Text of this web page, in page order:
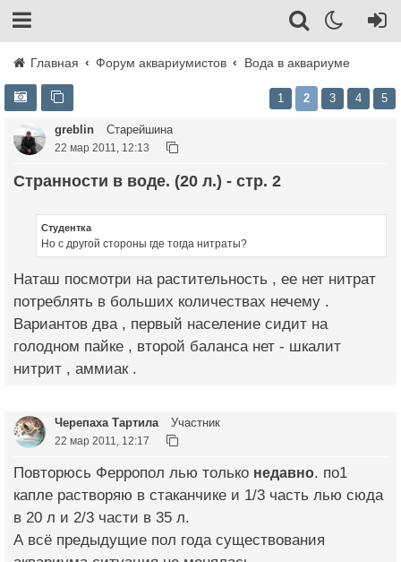
Главная Форум аквариумистов Вода в аквариуме
1 2 3 4 5
greblin Старейшина
22 мар 2011, 12:13
Странности в воде. (20 л.) - стр. 2
Студентка
Но с другой стороны где тогда нитраты?
Наташ посмотри на растительность , ее нет нитрат
потреблять в больших количествах нечему .
Вариантов два , первый население сидит на
голодном пайке , второй баланса нет - шкалит
нитрит , аммиак .
Черепаха Тартила Участник
22 мар 2011, 12:17
Повторюсь Ферропол лью только недавно. по1
капле растворяю в стаканчике и 1/3 часть лью сюда
в 20 л и 2/3 части в 35 л.
А всё предыдущие пол года существования